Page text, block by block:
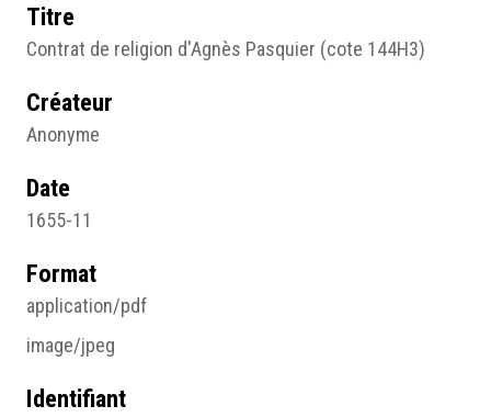
Titre
Contrat de religion d'Agnès Pasquier (cote 144H3)
Créateur
Anonyme
Date
1655-11
Format
application/pdf
image/jpeg
Identifiant